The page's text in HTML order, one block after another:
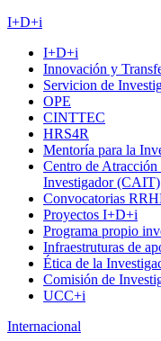
I+D+i
I+D+i
Innovación y
Servicion de
OPE
CINTTEC
HRS4R
Mentoría para la
Centro de
Investigador (CAIT)
Convocatorias
Proyectos I+D+i
Programa propio
Infraestruturas de
Ética de la
Comisión de
UCC+i
Internacional